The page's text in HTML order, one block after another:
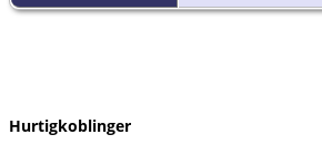
Hurtigkoblinger